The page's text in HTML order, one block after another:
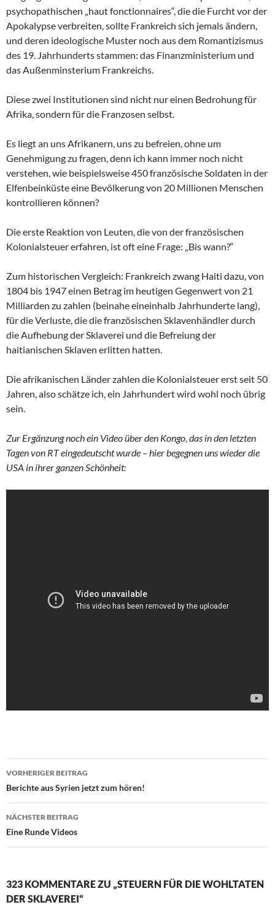
psychopathischen „haut fonctionnaires“, die die Furcht vor der
Apokalypse verbreiten, sollte Frankreich sich jemals ändern,
und deren ideologische Muster noch aus dem Romantizismus
des 19. Jahrhunderts stammen: das Finanzministerium und
das Außenminsterium Frankreichs.
Diese zwei Institutionen sind nicht nur einen Bedrohung für
Afrika, sondern für die Franzosen selbst.
Es liegt an uns Afrikanern, uns zu befreien, ohne um
Genehmigung zu fragen, denn ich kann immer noch nicht
verstehen, wie beispielsweise 450 französische Soldaten in der
Elfenbeinküste eine Bevölkerung von 20 Millionen Menschen
kontrollieren können?
Die erste Reaktion von Leuten, die von der französischen
Kolonialsteuer erfahren, ist oft eine Frage: „Bis wann?“
Zum historischen Vergleich: Frankreich zwang Haiti dazu, von
1804 bis 1947 einen Betrag im heutigen Gegenwert von 21
Milliarden zu zahlen (beinahe eineinhalb Jahrhunderte lang),
für die Verluste, die die französischen Sklavenhändler durch
die Aufhebung der Sklaverei und die Befreiung der
haitianischen Sklaven erlitten hatten.
Die afrikanischen Länder zahlen die Kolonialsteuer erst seit 50
Jahren, also schätze ich, ein Jahrhundert wird wohl noch übrig
sein.
Zur Ergänzung noch ein Video über den Kongo, das in den letzten
Tagen von RT eingedeutscht wurde – hier begegnen uns wieder die
USA in ihrer ganzen Schönheit:
Beitragsnavigation
VORHERIGER BEITRAG
Berichte aus Syrien jetzt zum hören!
NÄCHSTER BEITRAG
Eine Runde Videos
323 KOMMENTARE ZU „STEUERN FÜR DIE WOHLTATEN
DER SKLAVEREI“